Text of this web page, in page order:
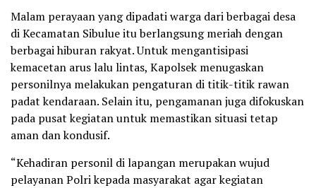
Malam perayaan yang dipadati warga dari berbagai desa
di Kecamatan Sibulue itu berlangsung meriah dengan
berbagai hiburan rakyat. Untuk mengantisipasi
kemacetan arus lalu lintas, Kapolsek menugaskan
personilnya melakukan pengaturan di titik-titik rawan
padat kendaraan. Selain itu, pengamanan juga difokuskan
pada pusat kegiatan untuk memastikan situasi tetap
aman dan kondusif.
“Kehadiran personil di lapangan merupakan wujud
pelayanan Polri kepada masyarakat agar kegiatan